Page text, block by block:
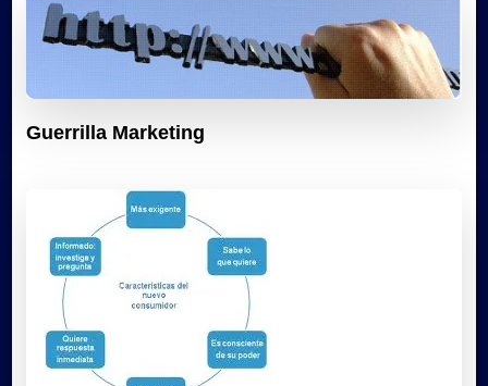
Guerrilla Marketing